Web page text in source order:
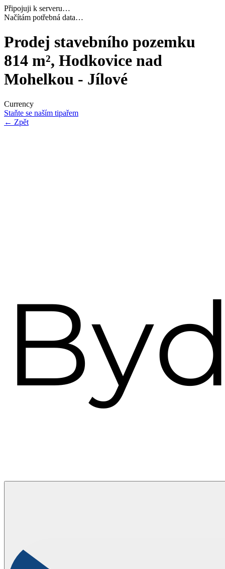
Připojuji k serveru…
Navazuji bezpečné spojení…
Prodej stavebního pozemku
814 m², Hodkovice nad
Mohelkou - Jílové
Currency
Staňte se naším tipařem
← Zpět